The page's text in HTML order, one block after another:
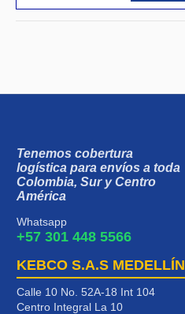
Tenemos cobertura
logística para envíos a toda
Colombia, Sur y Centro
América
Whatsapp
+57 301 448 5566
KEBCO S.A.S MEDELLÍN
Calle 10 No. 52A-18 Int 104
Centro Integral La 10